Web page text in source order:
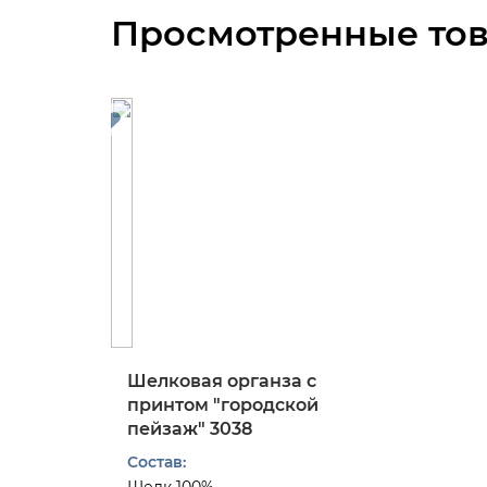
Просмотренные
Шелковая органза с
принтом "городской
пейзаж" 3038
Состав: